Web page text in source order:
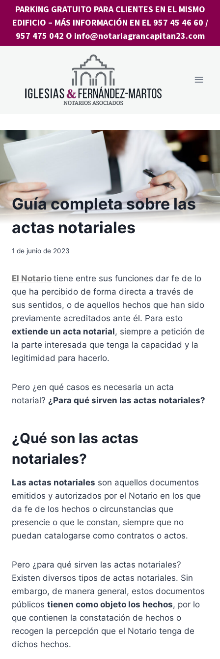
Saltar
contenido
PARKING GRATUITO PARA CLIENTES EN EL MISMO
EDIFICIO – MÁS INFORMACIÓN EN EL 957 45 46 60 /
957 475 042 O info@notariagrancapitan23.com
Guía completa sobre las
actas notariales
1 de junio de 2023
El Notario tiene entre sus funciones dar fe de lo
que ha percibido de forma directa a través de
sus sentidos, o de aquellos hechos que han sido
previamente acreditados ante él. Para esto
extiende un acta notarial, siempre a petición de
la parte interesada que tenga la capacidad y la
legitimidad para hacerlo.
Pero ¿en qué casos es necesaria un acta
notarial? ¿Para qué sirven las actas notariales?
¿Qué son las actas
notariales?
Las actas notariales son aquellos documentos
emitidos y autorizados por el Notario en los que
da fe de los hechos o circunstancias que
presencie o que le constan, siempre que no
puedan catalogarse como contratos o actos.
Pero ¿para qué sirven las actas notariales?
Existen diversos tipos de actas notariales. Sin
embargo, de manera general, estos documentos
públicos tienen como objeto los hechos, por lo
que contienen la constatación de hechos o
recogen la percepción que el Notario tenga de
dichos hechos.